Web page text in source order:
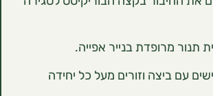
וזורים מעל כל יחידה